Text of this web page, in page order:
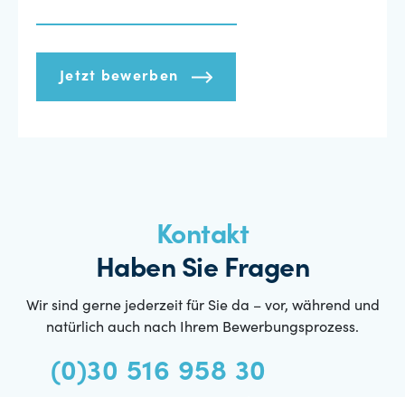
Jetzt bewerben
Kontakt
Haben Sie Fragen
Wir sind gerne jederzeit für Sie da – vor, während und
natürlich auch nach Ihrem Bewerbungsprozess.
(0)30 516 958 30